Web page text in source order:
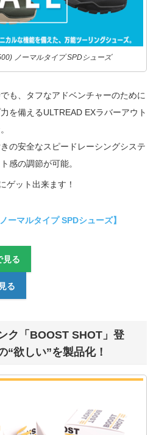
ノーマルタイプ SPDシューズ
も、タフなアドベンチャーのために
を備えるULTREAD EXラバーアウト
の安全なスピードレーシングシステ
感の調節が可能。
ゲット出来ます！
ーマルタイプ SPDシューズ】
見る
る
ク「BOOST SHOT」登
欲しい”を製品化！